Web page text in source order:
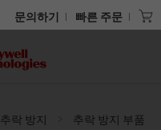
문의하기 빠른 주문
추락 방지
추락 방지 부품